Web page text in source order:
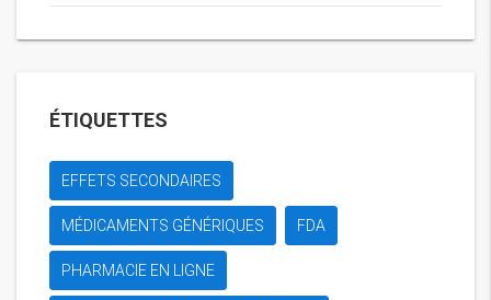
ÉTIQUETTES
EFFETS SECONDAIRES
MÉDICAMENTS GÉNÉRIQUES FDA
PHARMACIE EN LIGNE